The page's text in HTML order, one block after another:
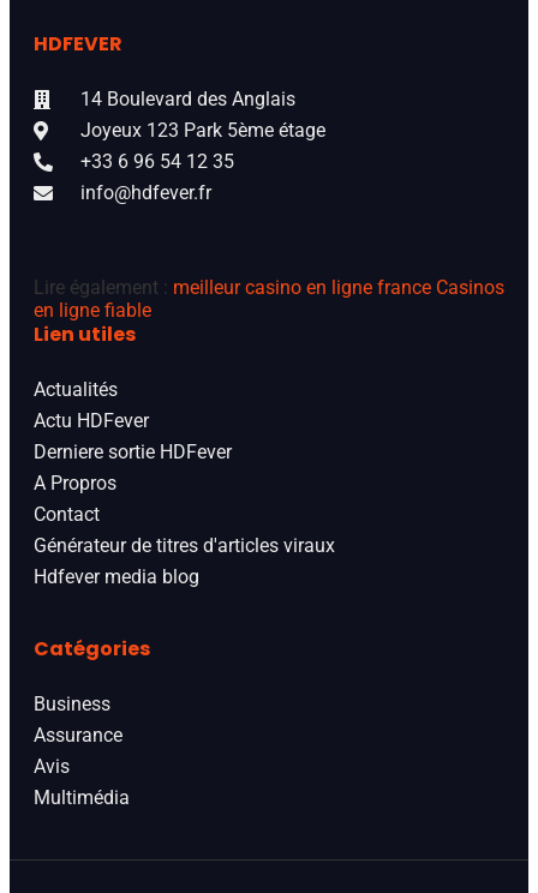
HDFEVER
14 Boulevard des Anglais
Joyeux 123 Park 5ème étage
+33 6 96 54 12 35
info@hdfever.fr
Lire également : meilleur casino en ligne france Casinos
en ligne fiable
Lien utiles
Actualités
Actu HDFever
Derniere sortie HDFever
A Propros
Contact
Générateur de titres d'articles viraux
Hdfever media blog
Catégories
Business
Assurance
Avis
Multimédia